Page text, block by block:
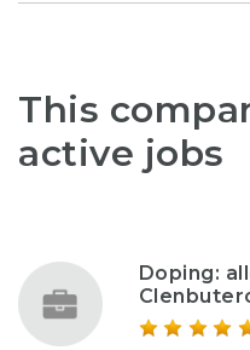
This
active jobs
Doping: